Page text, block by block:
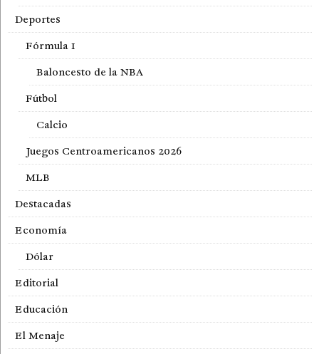
Deportes
Fórmula 1
Baloncesto de la NBA
Fútbol
Calcio
Juegos Centroamericanos 2026
MLB
Destacadas
Economía
Dólar
Editorial
Educación
El Menaje